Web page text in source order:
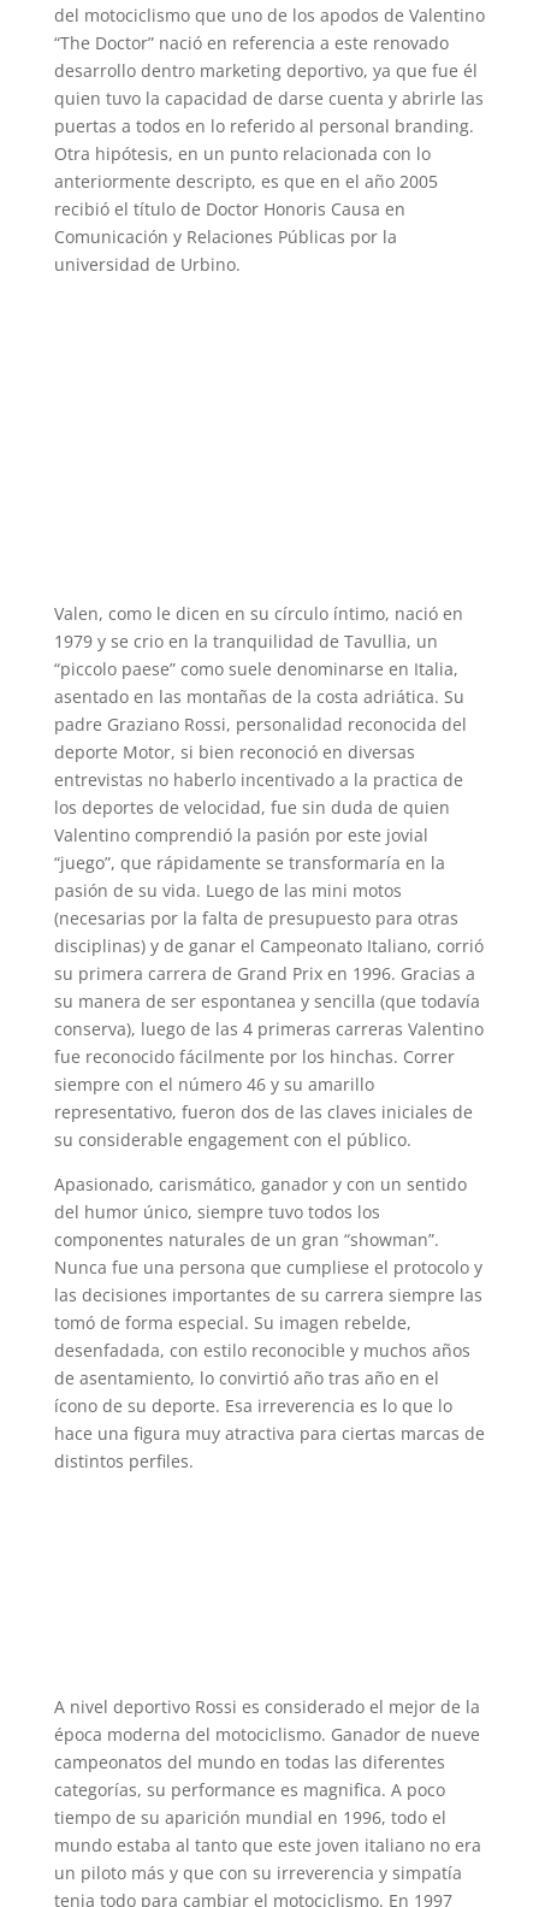
del motociclismo que uno de los apodos de Valentino
“The Doctor” nació en referencia a este renovado
desarrollo dentro marketing deportivo, ya que fue él
quien tuvo la capacidad de darse cuenta y abrirle las
puertas a todos en lo referido al personal branding.
Otra hipótesis, en un punto relacionada con lo
anteriormente descripto, es que en el año 2005
recibió el título de Doctor Honoris Causa en
Comunicación y Relaciones Públicas por la
universidad de Urbino.
Valen, como le dicen en su círculo íntimo, nació en
1979 y se crio en la tranquilidad de Tavullia, un
“piccolo paese” como suele denominarse en Italia,
asentado en las montañas de la costa adriática. Su
padre Graziano Rossi, personalidad reconocida del
deporte Motor, si bien reconoció en diversas
entrevistas no haberlo incentivado a la practica de
los deportes de velocidad, fue sin duda de quien
Valentino comprendió la pasión por este jovial
“juego”, que rápidamente se transformaría en la
pasión de su vida. Luego de las mini motos
(necesarias por la falta de presupuesto para otras
disciplinas) y de ganar el Campeonato Italiano, corrió
su primera carrera de Grand Prix en 1996. Gracias a
su manera de ser espontanea y sencilla (que todavía
conserva), luego de las 4 primeras carreras Valentino
fue reconocido fácilmente por los hinchas. Correr
siempre con el número 46 y su amarillo
representativo, fueron dos de las claves iniciales de
su considerable engagement con el público.
Apasionado, carismático, ganador y con un sentido
del humor único, siempre tuvo todos los
componentes naturales de un gran “showman”.
Nunca fue una persona que cumpliese el protocolo y
las decisiones importantes de su carrera siempre las
tomó de forma especial. Su imagen rebelde,
desenfadada, con estilo reconocible y muchos años
de asentamiento, lo convirtió año tras año en el
ícono de su deporte. Esa irreverencia es lo que lo
hace una figura muy atractiva para ciertas marcas de
distintos perfiles.
A nivel deportivo Rossi es considerado el mejor de la
época moderna del motociclismo. Ganador de nueve
campeonatos del mundo en todas las diferentes
categorías, su performance es magnifica. A poco
tiempo de su aparición mundial en 1996, todo el
mundo estaba al tanto que este joven italiano no era
un piloto más y que con su irreverencia y simpatía
tenia todo para cambiar el motociclismo. En 1997